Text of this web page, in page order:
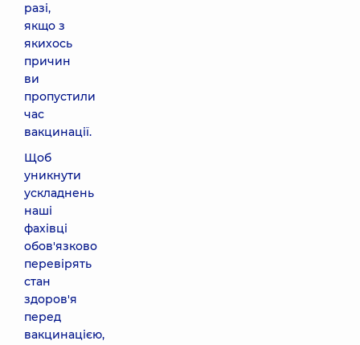
разі,
якщо з
якихось
причин
ви
пропустили
час
вакцинації.
Щоб
уникнути
ускладнень
наші
фахівці
обов'язково
перевірять
стан
здоров'я
перед
вакцинацією,